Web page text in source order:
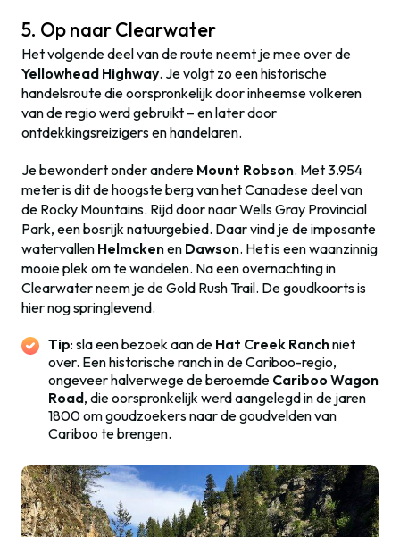
5. Op naar Clearwater
Het volgende deel van de route neemt je mee over de
Yellowhead Highway. Je volgt zo een historische
handelsroute die oorspronkelijk door inheemse volkeren
van de regio werd gebruikt – en later door
ontdekkingsreizigers en handelaren.
Je bewondert onder andere Mount Robson. Met 3.954
meter is dit de hoogste berg van het Canadese deel van
de Rocky Mountains. Rijd door naar Wells Gray Provincial
Park, een bosrijk natuurgebied. Daar vind je de imposante
watervallen Helmckenen Dawson. Het is een waanzinnig
mooie plek om te wandelen. Na een overnachting in
Clearwater neem je de Gold Rush Trail. De goudkoorts is
hier nog springlevend.
Tip: sla een bezoek aan de Hat Creek Ranchniet
over. Een historische ranch in de Cariboo-regio,
ongeveer halverwege de beroemde Cariboo Wagon
Road, die oorspronkelijk werd aangelegd in de jaren
1800 om goudzoekers naar de goudvelden van
Cariboo te brengen.